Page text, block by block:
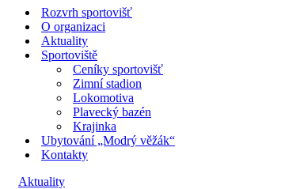
Rozvrh sportovišť
O organizaci
Aktuality
Sportoviště
Ceníky sportovišť
Zimní stadion
Lokomotiva
Plavecký bazén
Krajinka
Ubytování „Modrý věžák“
Kontakty
Aktuality